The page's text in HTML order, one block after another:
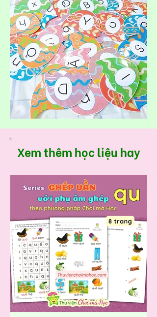
Xem thêm học liệu hay